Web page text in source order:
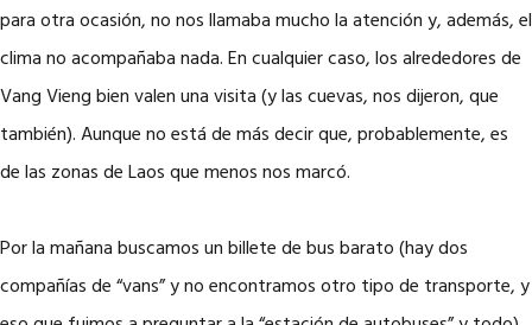
para otra ocasión, no nos llamaba mucho la atención y, además, el
clima no acompañaba nada. En cualquier caso, los alrededores de
Vang Vieng bien valen una visita (y las cuevas, nos dijeron, que
también). Aunque no está de más decir que, probablemente, es
de las zonas de Laos que menos nos marcó.
Por la mañana buscamos un billete de bus barato (hay dos
compañías de “vans” y no encontramos otro tipo de transporte, y